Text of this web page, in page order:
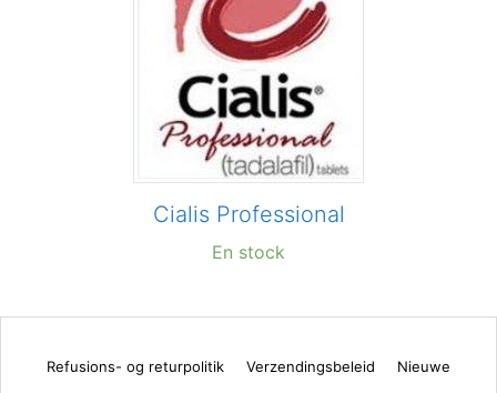
Cialis Professional
En stock
Refusions- og returpolitik Verzendingsbeleid Nieuwe